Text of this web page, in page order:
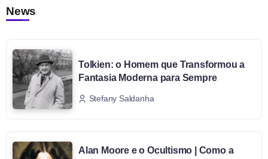
News
Tolkien: o Homem que Transformou a
Fantasia Moderna para Sempre
Stefany Saldanha
Alan Moore e o Ocultismo | Como a